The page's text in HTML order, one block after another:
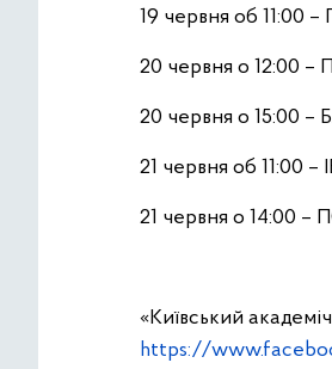
19 червня об 11:00
20 червня о 12:00 –
20 червня о 15:00 –
21 червня об 11:00
21 червня о 14:00
«Київський
https://